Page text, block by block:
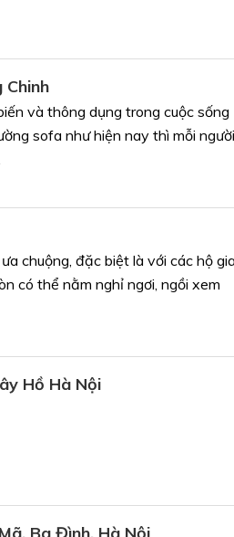
Chinh
và thông dụng trong cuộc sống
sofa như hiện nay thì mỗi người
chuộng, đặc biệt là với các hộ
có thể nằm nghỉ ngơi, ngồi xem
Hồ Hà Nội